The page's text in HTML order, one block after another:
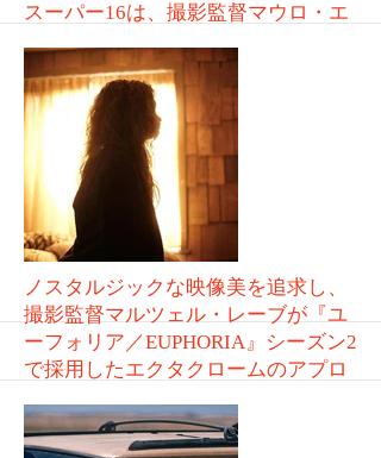
スーパー16は、撮影監督マウロ・エ
VOL.266
More
ノスタルジックな映像美を追求し、
撮影監督マルツェル・レーブが『ユ
ーフォリア／EUPHORIA』シーズン2
で採用したエクタクロームのアプロ
VOL.265